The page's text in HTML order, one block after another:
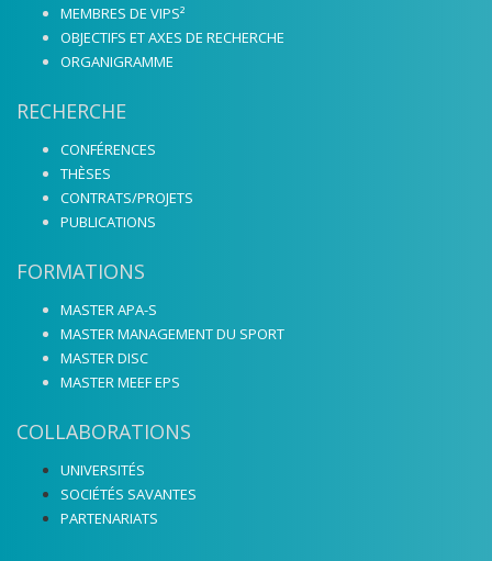
MEMBRES DE VIPS²
OBJECTIFS ET AXES DE RECHERCHE
ORGANIGRAMME
RECHERCHE
CONFÉRENCES
THÈSES
CONTRATS/PROJETS
PUBLICATIONS
FORMATIONS
MASTER APA-S
MASTER MANAGEMENT DU SPORT
MASTER DISC
MASTER MEEF EPS
COLLABORATIONS
UNIVERSITÉS
SOCIÉTÉS SAVANTES
PARTENARIATS